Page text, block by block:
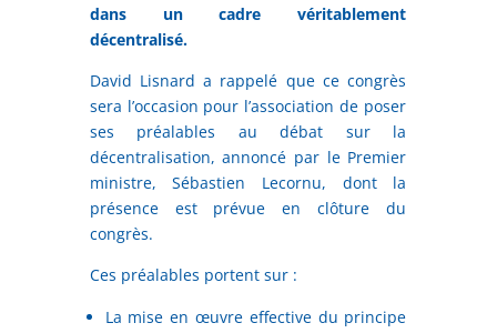
dans un cadre véritablement
décentralisé.
David Lisnard a rappelé que ce congrès
sera l’occasion pour l’association de poser
ses préalables au débat sur la
décentralisation, annoncé par le Premier
ministre, Sébastien Lecornu, dont la
présence est prévue en clôture du
congrès.
Ces préalables portent sur :
La mise en œuvre effective du principe